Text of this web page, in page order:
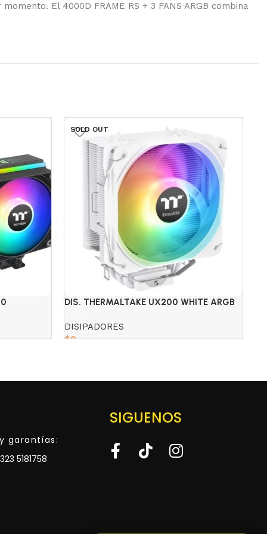
El 4000D FRAME RS + 3 FANS ARGB combina
SOLD OUT
DIS. THERMALTAKE UX200 WHITE ARGB
DISIPADORES
$0
garantías:
323 5181758
SIGUENOS